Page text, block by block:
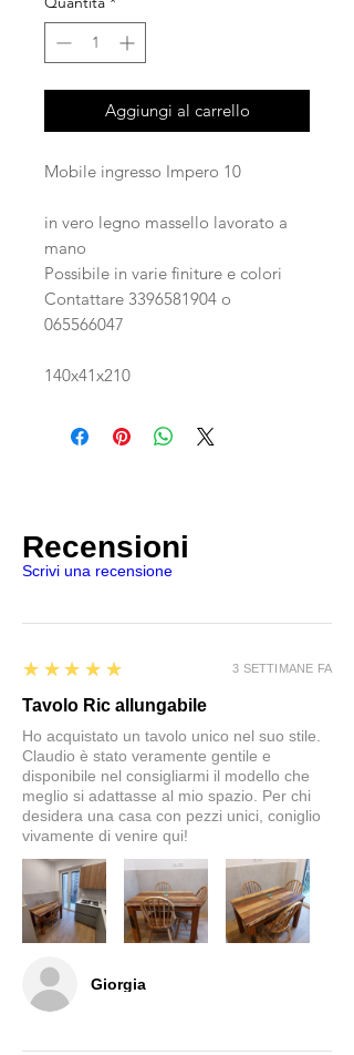
Aggiungi al carrello
Mobile ingresso Impero 10
in vero legno massello lavorato a
mano
Possibile in varie finiture e colori
Contattare 3396581904 o
065566047
140x41x210
Recensioni
Scrivi una recensione
Giorgia
5
★★★★★
Tavolo Ric allungabile
Ho acquistato un tavolo unico nel suo stile.
Claudio è stato veramente gentile e
disponibile nel consigliarmi il modello che
meglio si adattasse al mio spazio. Per chi
desidera una casa con pezzi unici, coniglio
vivamente di venire qui!
3 SETTIMANE FA